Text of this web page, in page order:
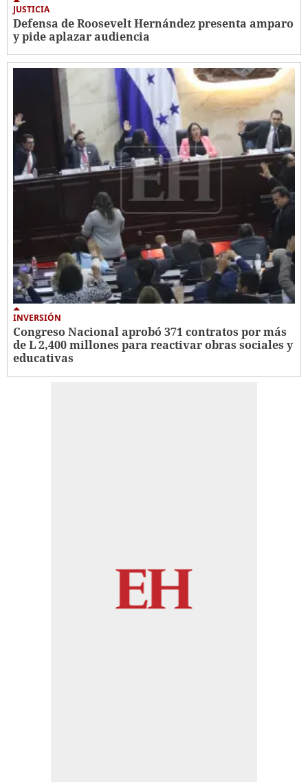
JUSTICIA
Defensa de Roosevelt Hernández presenta amparo
y pide aplazar audiencia
INVERSIÓN
Congreso Nacional aprobó 371 contratos por más
de L 2,400 millones para reactivar obras sociales y
educativas